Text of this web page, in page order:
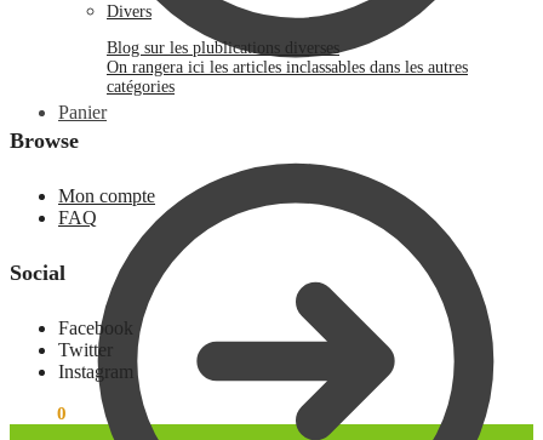
Panier
Divers
Blog sur les plublications diverses
On rangera ici les articles inclassables dans les autres
catégories
Browse
Mon compte
FAQ
Social
Facebook
Twitter
Instagram
0